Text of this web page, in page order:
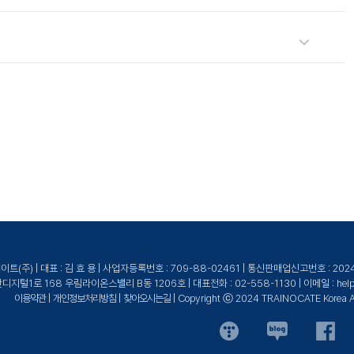
트로 문의해 주세요.
이트(주) | 대표 : 김 효 용 | 사업자등록번호 : 709-88-02461 | 통신판매업신고번호 :
디지털1로 168 우림라이온스밸리 B동 1206호 | 대표전화 : 02-558-1130 | 이메일 :
이용약관| 개인정보처리방침 찾아오시는길 | Copyright ⓒ 2024 TRAINOCATE Korea